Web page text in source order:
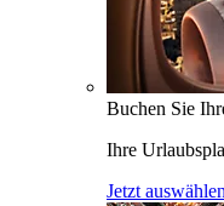
Buchen Sie
Ihre
Jetzt auswählen